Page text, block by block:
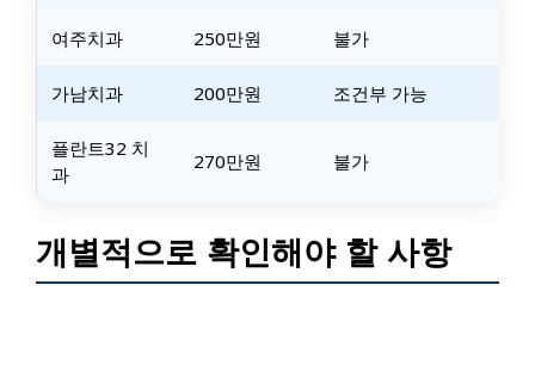
여주치과 250만원 불가
가남치과 200만원 조건부 가능
플란트32 치
과
270만원 불가
개별적으로 확인해야 할 사항